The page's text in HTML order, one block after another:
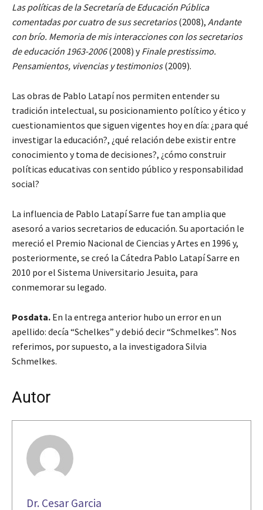
Las políticas de la Secretaría de Educación Pública
comentadas por cuatro de sus secretarios(2008), Andante
con brío. Memoria de mis interacciones con los secretarios
de educación 1963-2006(2008) yFinale prestissimo.
Pensamientos, vivencias y testimonios(2009).
Las obras de Pablo Latapí nos permiten entender su
tradición intelectual, su posicionamiento político y ético y
cuestionamientos que siguen vigentes hoy en día: ¿para qué
investigar la educación?, ¿qué relación debe existir entre
conocimiento y toma de decisiones?, ¿cómo construir
políticas educativas con sentido público y responsabilidad
social?
La influencia de Pablo Latapí Sarre fue tan amplia que
asesoró a varios secretarios de educación. Su aportación le
mereció el Premio Nacional de Ciencias y Artes en 1996 y,
posteriormente, se creó la Cátedra Pablo Latapí Sarre en
2010 por el Sistema Universitario Jesuita, para
conmemorar su legado.
Posdata. En la entrega anterior hubo un error en un
apellido: decía “Schelkes” y debió decir “Schmelkes”. Nos
referimos, por supuesto, a la investigadora Silvia
Schmelkes.
Autor
Dr. Cesar Garcia